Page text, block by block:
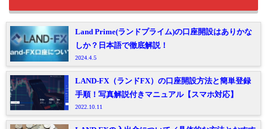
Land Prime(ランドプライム)の口座開設はありかな
しか？日本語で徹底解説！
2024.4.5
LAND-FX（ランドFX）の口座開設方法と簡単登録
手順！写真解説付きマニュアル【スマホ対応】
2022.10.11